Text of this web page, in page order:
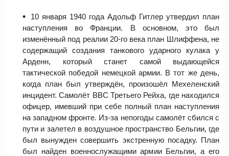
10 января 1940 года Адольф Гитлер утвердил план
наступления во Франции. В основном, это был
изменённый под реалии 20-го века план Шлиффена, не
содержащий создания танкового ударного кулака у
Арденн, который станет самой выдающейся
тактической победой немецкой армии. В тот же день,
когда план был утверждён, произошёл Мехеленский
инцидент. Самолёт ВВС Третьего Рейха, где находился
офицер, имевший при себе полный план наступления
на западном фронте. Из-за непогоды самолёт сбился с
пути и залетел в воздушное пространство Бельгии, где
был вынужден совершить экстренную посадку. План
был найден военнослужащими армии Бельгии, а его